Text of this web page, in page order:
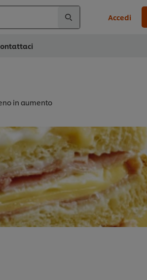
Accedi
in aumento